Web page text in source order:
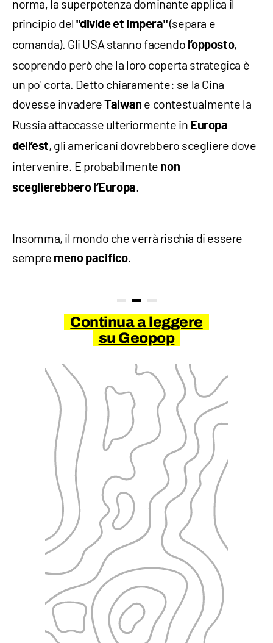
norma, la superpotenza dominante applica il
principio del"divide et impera"(separa e
comanda). Gli USA stanno facendo l’opposto,
scoprendo però che la loro coperta strategica è
un po' corta. Detto chiaramente: se la Cina
dovesse invadereTaiwan e contestualmente la
Russia attaccasse ulteriormente in Europa
dell’est, gli americani dovrebbero scegliere dove
intervenire. E probabilmente non
sceglierebbero l’Europa
Insomma, il mondo che verrà rischia di essere
sempre meno pacifico
Continua a leggere
su Geopop